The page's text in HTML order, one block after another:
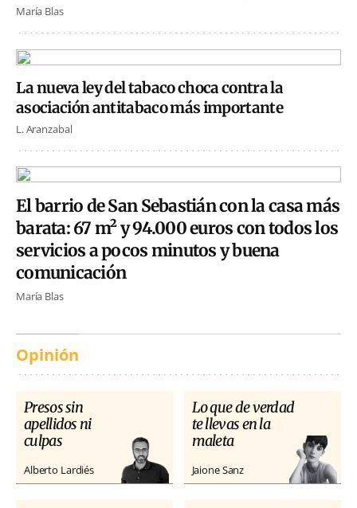
María Blas
La nueva ley del tabaco choca contra la
asociación antitabaco más importante
L. Aranzabal
El barrio de San Sebastián con la casa más
barata: 67 m² y 94.000 euros con todos los
servicios a pocos minutos y buena
comunicación
María Blas
Opinión
Presos sin
apellidos ni
culpas
Alberto Lardiés
Lo que de verdad
te llevas en la
maleta
Jaione Sanz